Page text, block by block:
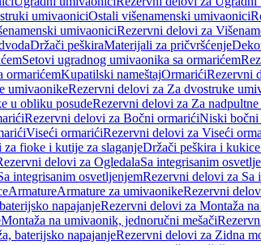
umivaoniciOstali višenamenski umivaonici
umivaoniciRezervni delovi za
Držači peškiraMaterijali za pričvršćenje
Setovi ugradnog umivaonika sa ormarićem
ormarićemKupatilski nameštajOrmarićiRezervni
umivaonikeRezervni delovi za Za dvostruke
u obliku posudeRezervni delovi za Za
Rezervni delovi za Bočni ormarićiNiski bočni
Viseći ormarićiRezervni delovi za Viseći
za fioke i kutije za slaganjeDržači peškira i
delovi za OgledalaSa integrisanim
integrisanim osvetljenjemRezervni delovi za Sa
ArmatureArmature za umivaonikeRezervni
napajanjeRezervni delovi za Montaža
Montaža na umivaonik, jednoručni mešači
baterijsko napajanjeRezervni delovi za Zidna